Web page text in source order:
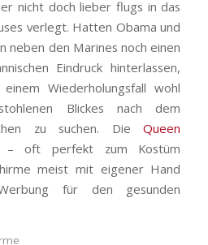
nicht doch lieber flugs in das
verlegt. Hatten Obama und
neben den Marines noch einen
Eindruck hinterlassen,
Wiederholungsfall wohl
Blickes nach dem
zu suchen. DieQueen
oft perfekt zum Kostüm
meist mit eigener Hand
für den gesunden